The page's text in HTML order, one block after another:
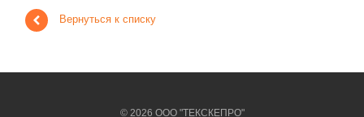
Вернуться к списку
© 2026 ООО "ТЕКСКЕПРО"